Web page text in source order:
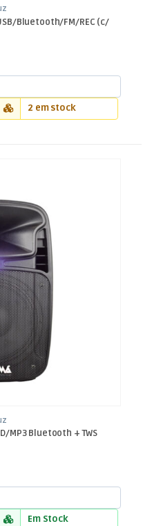
Bluetooth/FM/REC (c/
2 em stock
MP3 Bluetooth + TWS
Em Stock